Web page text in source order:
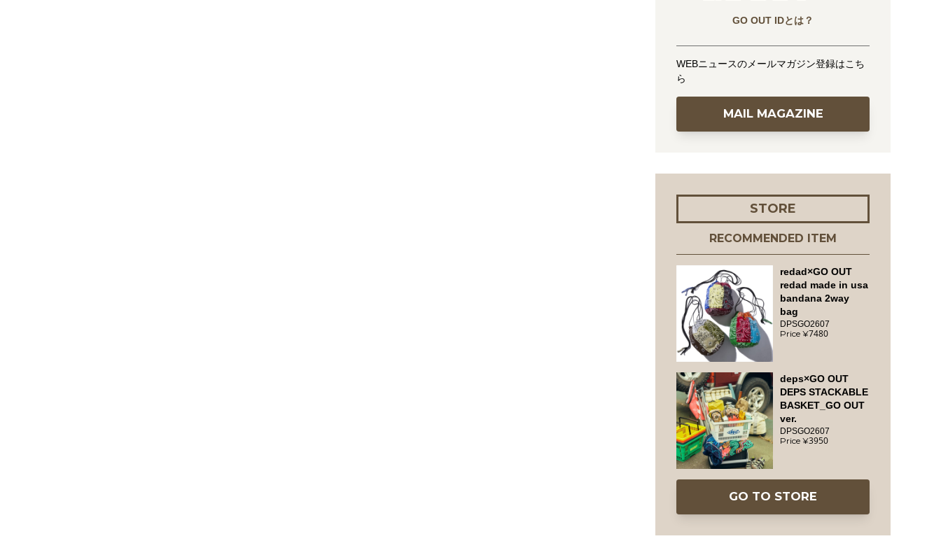
GO OUT IDとは？
WEBニュースのメールマガジン登録はこち
ら
MAIL MAGAZINE
STORE
RECOMMENDED ITEM
redad×GO OUT
redad made in usa
bandana 2way
bag
DPSGO2607
7480
deps×GO OUT
DEPS STACKABLE
BASKET_GO OUT
ver.
DPSGO2607
3950
GO TO STORE